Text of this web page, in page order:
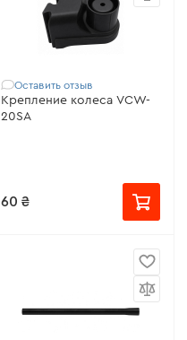
Оставить отзыв
Крепление колеса VCW-
20SA
60 ₴